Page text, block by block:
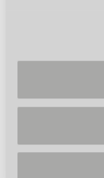
Auf diesen
Stürmer
und